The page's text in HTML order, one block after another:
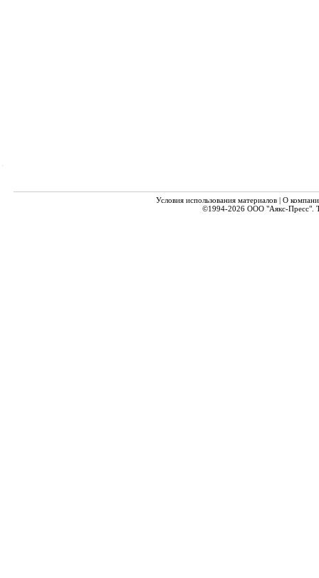
Условия использования материалов| О
©1994-2026 ООО "Аякс-Пресс".